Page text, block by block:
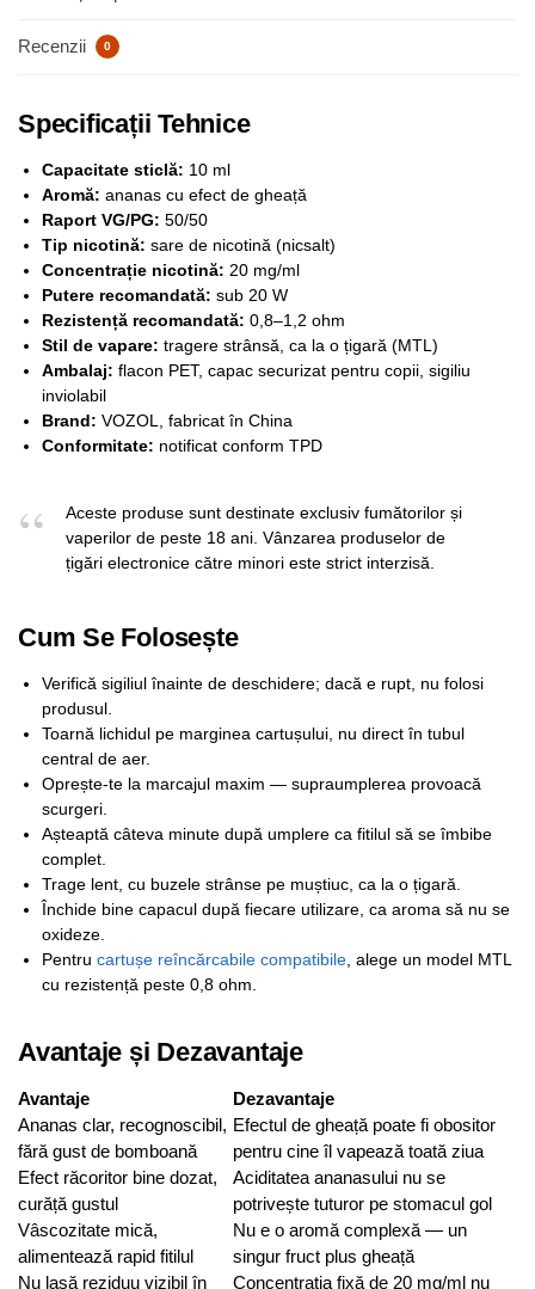
Recenzii 0
Specificații Tehnice
Capacitate sticlă: 10 ml
Aromă: ananas cu efect de gheață
Raport VG/PG: 50/50
Tip nicotină: sare de nicotină (nicsalt)
Concentrație nicotină: 20 mg/ml
Putere recomandată: sub 20 W
Rezistență recomandată: 0,8–1,2 ohm
Stil de vapare: tragere strânsă, ca la o țigară (MTL)
Ambalaj: flacon PET, capac securizat pentru copii, sigiliu
inviolabil
Brand: VOZOL, fabricat în China
Conformitate: notificat conform TPD
Aceste produse sunt destinate exclusiv fumătorilor și
vaperilor de peste 18 ani. Vânzarea produselor de
țigări electronice către minori este strict interzisă.
Cum Se Folosește
Verifică sigiliul înainte de deschidere; dacă e rupt, nu folosi
produsul.
Toarnă lichidul pe marginea cartușului, nu direct în tubul
central de aer.
Oprește-te la marcajul maxim — supraumplerea provoacă
scurgeri.
Așteaptă câteva minute după umplere ca fitilul să se îmbibe
complet.
Trage lent, cu buzele strânse pe muștiuc, ca la o țigară.
Închide bine capacul după fiecare utilizare, ca aroma să nu se
oxideze.
Pentru cartușe reîncărcabile compatibile , alege un model MTL
cu rezistență peste 0,8 ohm.
Avantaje și Dezavantaje
Avantaje
Dezavantaje
Ananas clar, recognoscibil,
fără gust de bomboană
Efectul de gheață poate fi obositor
pentru cine îl vapează toată ziua
Efect răcoritor bine dozat,
curăță gustul
Aciditatea ananasului nu se
potrivește tuturor pe stomacul gol
Vâscozitate mică,
alimentează rapid fitilul
Nu e o aromă complexă — un
singur fruct plus gheață
Nu lasă reziduu vizibil în
Concentrația fixă de 20 mg/ml nu